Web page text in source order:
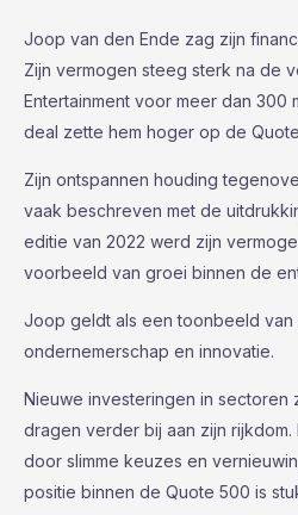
Joop van den Ende zag zijn
Zijn vermogen steeg sterk na de
Entertainment voor meer dan 300
deal zette hem hoger op de
Zijn ontspannen houding
vaak beschreven met de uitdrukking
editie van 2022 werd zijn
voorbeeld van groei binnen de
Joop geldt als een toonbeeld van
ondernemerschap en innovatie.
Nieuwe investeringen in sectoren
dragen verder bij aan zijn
door slimme keuzes en
positie binnen de Quote 500 is